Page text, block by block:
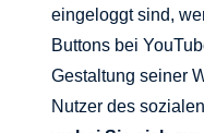
eingeloggt sind,
Buttons bei
Gestaltung seiner
Nutzer des